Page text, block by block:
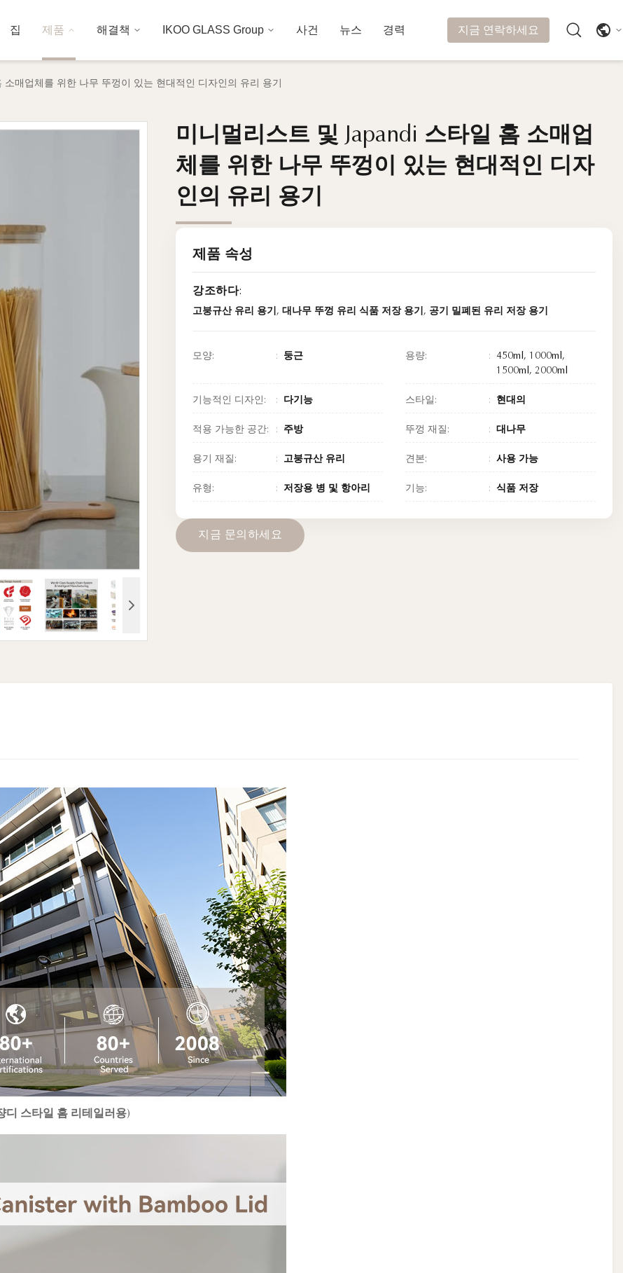
집 제품 해결책 IKOO GLASS Group 사건 뉴스 경력 지금 연락하세요
소매업체를 위한 나무 뚜껑이 있는 현대적인 디자인의 유리 용기
미니멀리스트 및 Japandi 스타일 홈 소매업
체를 위한 나무 뚜껑이 있는 현대적인 디자
인의 유리 용기
미니멀리스트 및 Japandi 스타일 홈 소매업
체를 위한 나무 뚜껑이 있는 현대적인 디자
인의 유리 용기
제품 속성
강조하다:
고붕규산 유리 용기 , 대나무 뚜껑 유리 식품 저장 용기 , 공기 밀폐된 유리 저장 용기
모양: 둥근 용량:
450ml, 1000ml,
1500ml, 2000ml
기능적인 디자인: 다기능 스타일: 현대의
적용 가능한 공간: 주방 뚜껑 재질: 대나무
용기 재질: 고붕규산 유리 견본: 사용 가능
유형: 저장용 병 및 항아리 기능: 식품 저장
지 금 문의 하세 요
디 스타일 홈 리테일러용)